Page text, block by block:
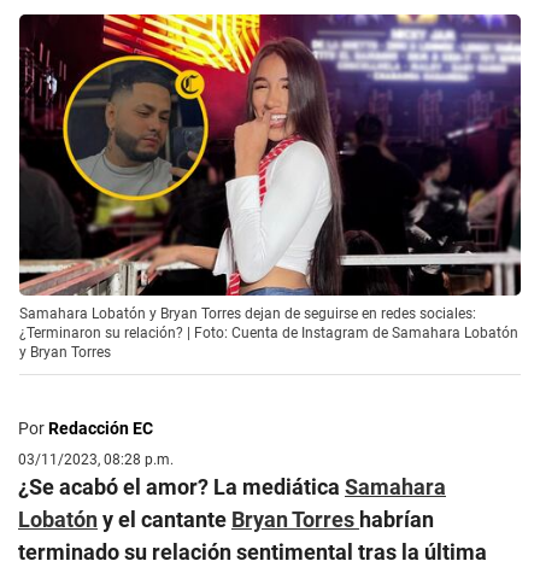
Samahara Lobatón y Bryan Torres dejan de seguirse en redes sociales:
¿Terminaron su relación? | Foto: Cuenta de Instagram de Samahara Lobatón
y Bryan Torres
PorRedacción EC
03/11/2023, 08:28 p.m.
¿Se acabó el amor? La mediática Samahara
Lobatóny el cantante Bryan Torres habrían
terminado su relación sentimental tras la última